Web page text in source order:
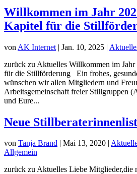
Willkommen im Jahr
Kapitel für die
von AK Internet | Jan. 10, 2025 |
zurück zu Aktuelles Willkommen im
für die Stillförderung Ein frohes,
wünschen wir allen Mitgliedern und
Arbeitsgemeinschaft freier Stillgruppen
und Eure...
Neue
von Tanja Brand | Mai 13, 2020 |
Allgemein
zurück zu Aktuelles Liebe Mitglieder,die